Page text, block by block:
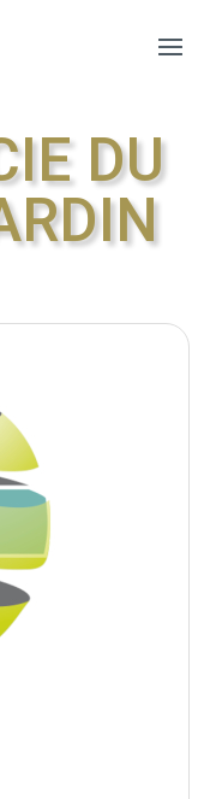
DU